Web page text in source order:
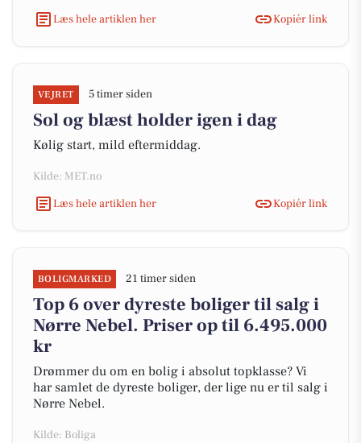
Læs hele artiklen her
Kopiér link
VEJRET 5 timer siden
Sol og blæst holder igen i dag
Kølig start, mild eftermiddag.
Kilde: MET.no
Læs hele artiklen her
Kopiér link
BOLIGMARKED 21 timer siden
Top 6 over dyreste boliger til salg i
Nørre Nebel. Priser op til 6.495.000
kr
Drømmer du om en bolig i absolut topklasse? Vi
har samlet de dyreste boliger, der lige nu er til salg i
Nørre Nebel.
Kilde: Boliga